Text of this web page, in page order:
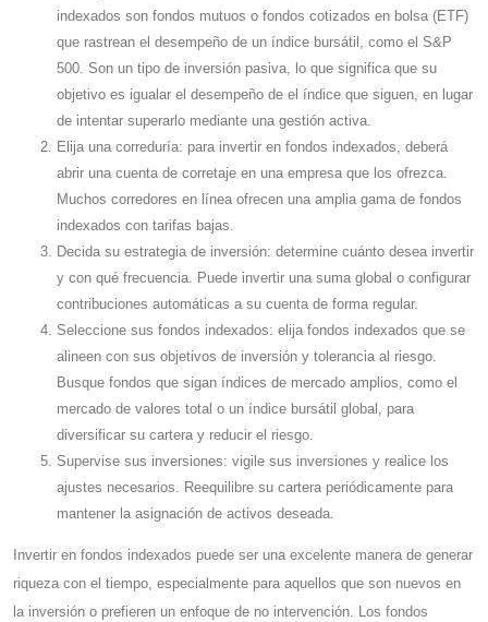
indexados son fondos mutuos o fondos cotizados en bolsa (ETF)
que rastrean el desempeño de un índice bursátil, como el S&P
500. Son un tipo de inversión pasiva, lo que significa que su
objetivo es igualar el desempeño de el índice que siguen, en lugar
de intentar superarlo mediante una gestión activa.
Elija una correduría: para invertir en fondos indexados, deberá
abrir una cuenta de corretaje en una empresa que los ofrezca.
Muchos corredores en línea ofrecen una amplia gama de fondos
indexados con tarifas bajas.
Decida su estrategia de inversión: determine cuánto desea invertir
y con qué frecuencia. Puede invertir una suma global o configurar
contribuciones automáticas a su cuenta de forma regular.
Seleccione sus fondos indexados: elija fondos indexados que se
alineen con sus objetivos de inversión y tolerancia al riesgo.
Busque fondos que sigan índices de mercado amplios, como el
mercado de valores total o un índice bursátil global, para
diversificar su cartera y reducir el riesgo.
Supervise sus inversiones: vigile sus inversiones y realice los
ajustes necesarios. Reequilibre su cartera periódicamente para
mantener la asignación de activos deseada.
Invertir en fondos indexados puede ser una excelente manera de generar
riqueza con el tiempo, especialmente para aquellos que son nuevos en
la inversión o prefieren un enfoque de no intervención. Los fondos